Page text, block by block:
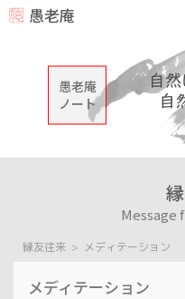
愚老庵
愚老庵
ノート
Message
縁友往来 メディテーション
メディテーション